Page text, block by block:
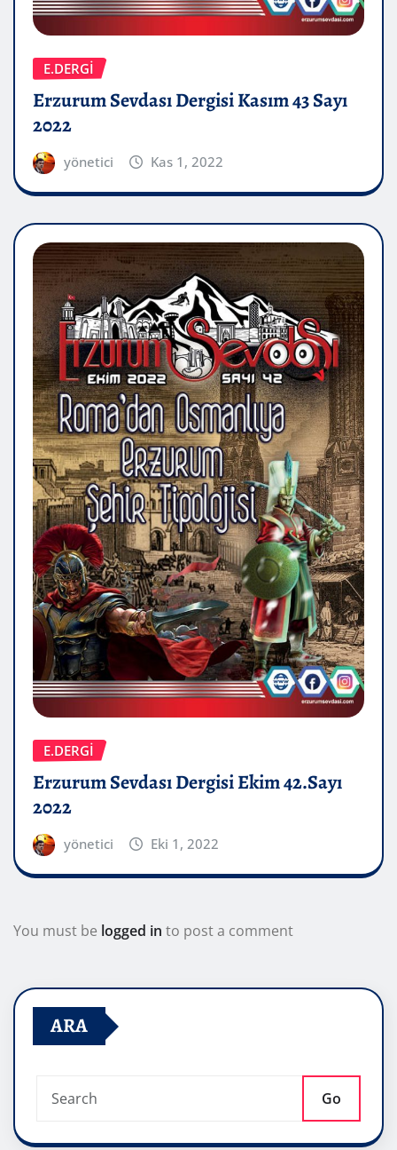
E.DERGİ
Erzurum Sevdası Dergisi Kasım 43 Sayı
2022
yönetici Kas 1, 2022
E.DERGİ
Erzurum Sevdası Dergisi Ekim 42.Sayı
2022
yönetici Eki 1, 2022
You must be logged in to post a comment
ARA
Go